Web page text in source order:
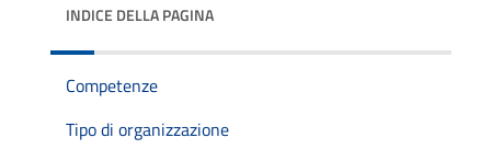
INDICE DELLA PAGINA
Competenze
Tipo di organizzazione